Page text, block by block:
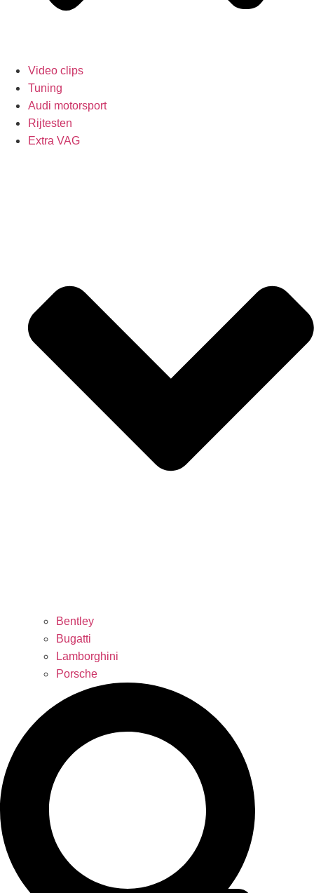
Video clips
Tuning
Audi motorsport
Rijtesten
Extra VAG
Bentley
Bugatti
Lamborghini
Porsche